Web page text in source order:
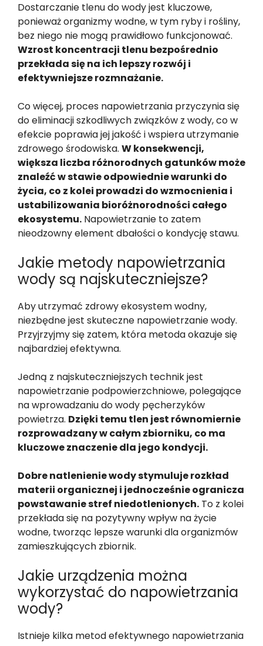
Dostarczanie tlenu do wody jest kluczowe,
ponieważ organizmy wodne, w tym ryby i rośliny,
bez niego nie mogą prawidłowo funkcjonować.
Wzrost koncentracji tlenu bezpośrednio
przekłada się na ich lepszy rozwój i
efektywniejsze rozmnażanie.
Co więcej, proces napowietrzania przyczynia się
do eliminacji szkodliwych związków z wody, co w
efekcie poprawia jej jakość i wspiera utrzymanie
zdrowego środowiska. W konsekwencji,
większa liczba różnorodnych gatunków może
znaleźć w stawie odpowiednie warunki do
życia, co z kolei prowadzi do wzmocnienia i
ustabilizowania bioróżnorodności całego
ekosystemu. Napowietrzanie to zatem
nieodzowny element dbałości o kondycję stawu.
Jakie metody napowietrzania
wody są najskuteczniejsze?
Aby utrzymać zdrowy ekosystem wodny,
niezbędne jest skuteczne napowietrzanie wody.
Przyjrzyjmy się zatem, która metoda okazuje się
najbardziej efektywna.
Jedną z najskuteczniejszych technik jest
napowietrzanie podpowierzchniowe, polegające
na wprowadzaniu do wody pęcherzyków
powietrza. Dzięki temu tlen jest równomiernie
rozprowadzany w całym zbiorniku, co ma
kluczowe znaczenie dla jego kondycji.
Dobre natlenienie wody stymuluje rozkład
materii organicznej i jednocześnie ogranicza
powstawanie stref niedotlenionych. To z kolei
przekłada się na pozytywny wpływ na życie
wodne, tworząc lepsze warunki dla organizmów
zamieszkujących zbiornik.
Jakie urządzenia można
wykorzystać do napowietrzania
wody?
Istnieje kilka metod efektywnego napowietrzania